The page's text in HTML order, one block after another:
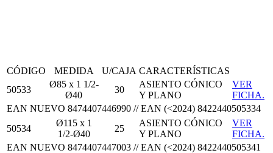
CÓDIGO MEDIDA U/CAJA CARACTERÍSTICAS
50533
Ø85 x 1 1/2-
Ø40
30
ASIENTO CÓNICO
Y PLANO
VER
FICHA.
EAN NUEVO 8474407446990 // EAN (<2024) 8422440505334
50534
Ø115 x 1
1/2-Ø40
25
ASIENTO CÓNICO
Y PLANO
VER
FICHA.
EAN NUEVO 8474407447003 // EAN (<2024) 8422440505341